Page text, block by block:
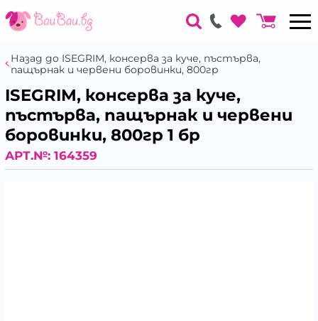
Назад до ISEGRIM, консерва за куче, пъстърва,
пащърнак и червени боровинки, 800гр
ISEGRIM, консерва за куче,
пъстърва, пащърнак и червени
боровинки, 800гр 1 бр
АРТ.№: 164359